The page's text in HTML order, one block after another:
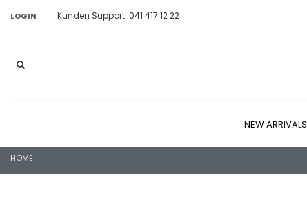
LOGIN Kunden Support: 041 417 12 22
NEW ARRIVALS
HOME